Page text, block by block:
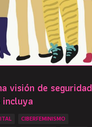
visión de seguridad
CIBERFEMINISMO